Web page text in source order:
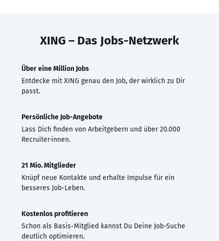
XING – Das Jobs-Netzwerk
Über eine Million Jobs
Entdecke mit XING genau den Job, der wirklich zu Dir
passt.
Persönliche Job-Angebote
Lass Dich finden von Arbeitgebern und über 20.000
Recruiter·innen.
21 Mio. Mitglieder
Knüpf neue Kontakte und erhalte Impulse für ein
besseres Job-Leben.
Kostenlos profitieren
Schon als Basis-Mitglied kannst Du Deine Job-Suche
deutlich optimieren.